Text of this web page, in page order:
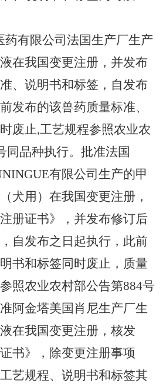
药有限公司法国生产厂生产
在我国变更注册，并发布
、说明书和标签 ， 自发布
发布的该兽药质量标准、
废止,工艺规程参照农业农
同品种执行。批准法国
有限公司生产的甲
犬用） 在我国变更注册，
册证书》
， 并发布修订后
， 自发布之日起执行，此前
书和标签同时废止 ， 质量
参照农业农村部公告第884号
阿金塔美国肖尼生产厂生
在我国变更注册，核发
书》，除变更注册事项
艺规程、说明书和标签其